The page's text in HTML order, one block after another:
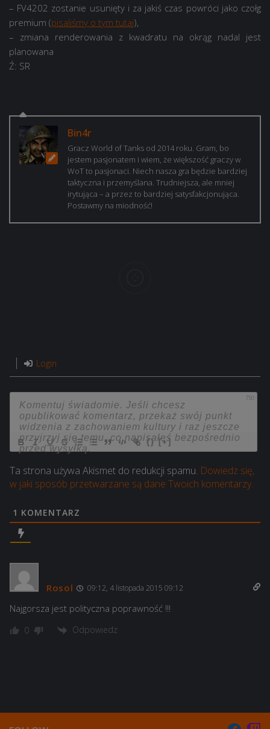
– FV4202 zostanie usunięty i za jakiś czas powróci jako czołg
premium (pisaliśmy o tym tutaj),
– zmiana renderowania z kwadratu na okrąg nadal jest
planowana
Ź: SR
Bin4r
Gracz World of Tanks od 2014 roku. Gram, bo
jestem pasjonatem i wiem, że większość graczy w
WoT to pasjonaci. Niech nasza gra będzie bardziej
taktyczna i przemyślana. Trudniejsza, ale mniej
irytująca – a przez to bardziej satysfakcjonująca.
Postawmy na miodność!
Login
750
{} [+]
Ta strona używa Akismet do redukcji spamu. Dowiedz się,
w jaki sposób przetwarzane są dane Twoich komentarzy.
1 KOMENTARZ
Rosol 09:12, 4 listopada 2015 09:12
Najgorsza jest polityczna poprawność !!!
0 Odpowiedz